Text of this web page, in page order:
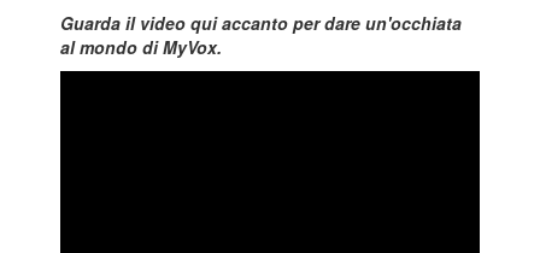
Guarda il video qui accanto per dare un'occhiata
al mondo di MyVox.